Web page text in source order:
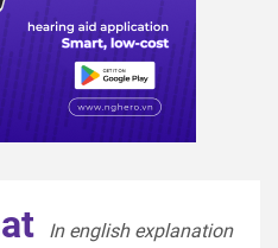
In english explanation